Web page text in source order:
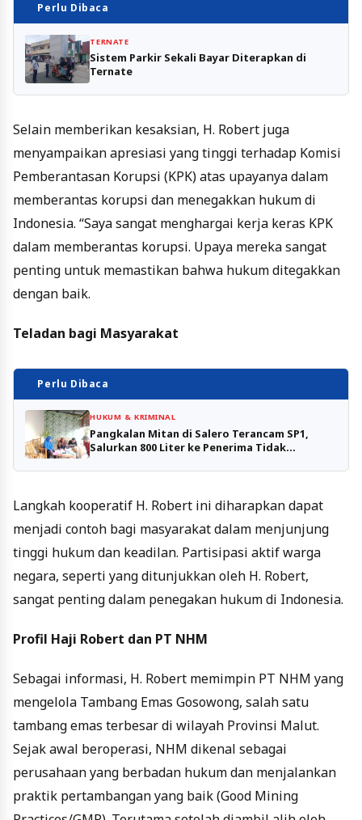
Perlu Dibaca
TERNATE
Sistem Parkir Sekali Bayar Diterapkan di
Ternate
Selain memberikan kesaksian, H. Robert juga
menyampaikan apresiasi yang tinggi terhadap Komisi
Pemberantasan Korupsi (KPK) atas upayanya dalam
memberantas korupsi dan menegakkan hukum di
Indonesia. “Saya sangat menghargai kerja keras KPK
dalam memberantas korupsi. Upaya mereka sangat
penting untuk memastikan bahwa hukum ditegakkan
dengan baik.
Teladan bagi Masyarakat
Perlu Dibaca
HUKUM & KRIMINAL
Pangkalan Mitan di Salero Terancam SP1,
Salurkan 800 Liter ke Penerima Tidak
Langkah kooperatif H. Robert ini diharapkan dapat
menjadi contoh bagi masyarakat dalam menjunjung
tinggi hukum dan keadilan. Partisipasi aktif warga
negara, seperti yang ditunjukkan oleh H. Robert,
sangat penting dalam penegakan hukum di Indonesia.
Profil Haji Robert dan PT NHM
Sebagai informasi, H. Robert memimpin PT NHM yang
mengelola Tambang Emas Gosowong, salah satu
tambang emas terbesar di wilayah Provinsi Malut.
Sejak awal beroperasi, NHM dikenal sebagai
perusahaan yang berbadan hukum dan menjalankan
praktik pertambangan yang baik (Good Mining